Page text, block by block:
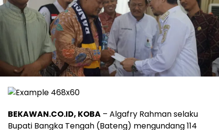
BEKAWAN.CO.ID, KOBA – Algafry Rahman selaku
Bupati Bangka Tengah (Bateng) mengundang 114